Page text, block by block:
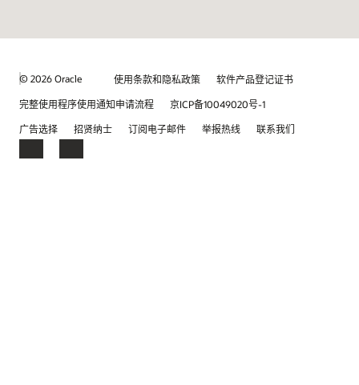
© 2026 Oracle 使用条款和隐私政策
软件产品登记证书
完整使用程序使用通知申请流程
京ICP备10049020号-1
广告选择
招贤纳士 订阅电子邮件 举报热线 联系我们